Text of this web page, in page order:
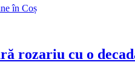
în Coș
rozariu cu o